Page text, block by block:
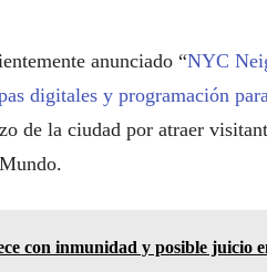
anunciado “NYC
digitales y programación
de la ciudad por atraer
con inmunidad y posible juicio